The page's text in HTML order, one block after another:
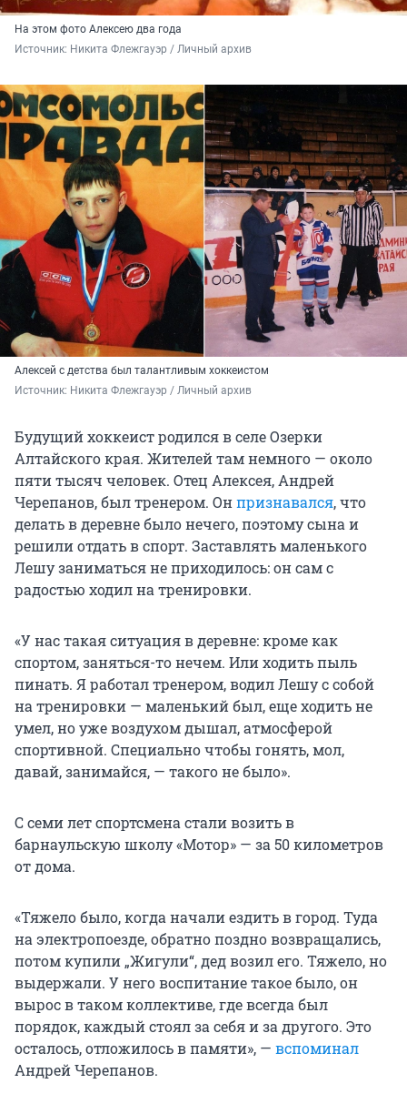
На этом фото Алексею два года
Источник: Никита Флежгауэр / Личный архив
Алексей с детства был талантливым хоккеистом
Источник: Никита Флежгауэр / Личный архив
Будущий хоккеист родился в селе Озерки
Алтайского края. Жителей там немного — около
пяти тысяч человек. Отец Алексея, Андрей
Черепанов, был тренером. Онпризнавался, что
делать в деревне было нечего, поэтому сына и
решили отдать в спорт. Заставлять маленького
Лешу заниматься не приходилось: он сам с
радостью ходил на тренировки.
«У нас такая ситуация в деревне: кроме как
спортом, заняться-то нечем. Или ходить пыль
пинать. Я работал тренером, водил Лешу с собой
на тренировки — маленький был, еще ходить не
умел, но уже воздухом дышал, атмосферой
спортивной. Специально чтобы гонять, мол,
давай, занимайся, — такого не было».
С семи лет спортсмена стали возить в
барнаульскую школу «Мотор» — за50 километров
от дома.
«Тяжело было, когда начали ездить в город. Туда
на электропоезде, обратно поздно возвращались,
потом купили „Жигули“, дед возил его. Тяжело, но
выдержали. У него воспитание такое было, он
вырос в таком коллективе, где всегда был
порядок, каждый стоял за себя и за другого. Это
осталось, отложилось в памяти», — вспоминал
Андрей Черепанов.